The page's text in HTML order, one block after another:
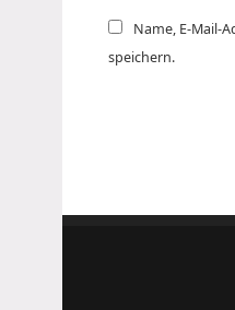
Name, E-Mail-
speichern.